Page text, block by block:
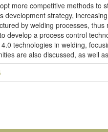
more competitive methods
development strategy,
by welding processes,
develop a process control
technologies in welding,
are also discussed, as well